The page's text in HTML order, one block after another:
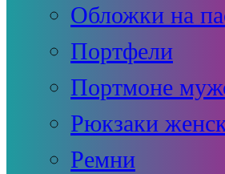
Обложки на
Портфели
Портмоне
Рюкзаки
Ремни